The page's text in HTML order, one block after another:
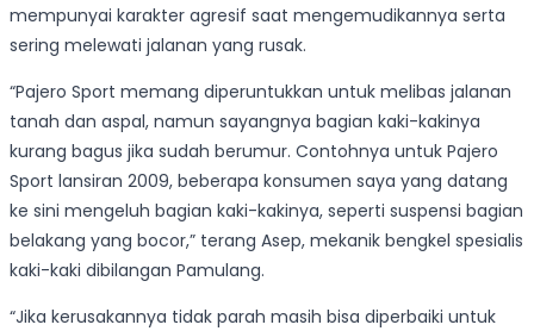
mempunyai karakter agresif saat mengemudikannya serta
sering melewati jalanan yang rusak.
“Pajero Sport memang diperuntukkan untuk melibas jalanan
tanah dan aspal, namun sayangnya bagian kaki-kakinya
kurang bagus jika sudah berumur. Contohnya untuk Pajero
Sport lansiran 2009, beberapa konsumen saya yang datang
ke sini mengeluh bagian kaki-kakinya, seperti suspensi bagian
belakang yang bocor,” terang Asep, mekanik bengkel spesialis
kaki-kaki dibilangan Pamulang.
“Jika kerusakannya tidak parah masih bisa diperbaiki untuk